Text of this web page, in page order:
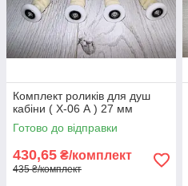
Комплект роликів для душ
кабіни ( Х-06 А ) 27 мм
Готово до відправки
430,65 ₴/комплект
435 ₴/комплект